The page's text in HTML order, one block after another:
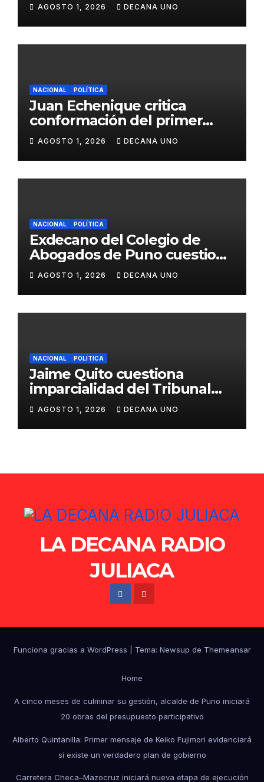
Juliaca
AGOSTO 1, 2026 DECANA UNO
NACIONAL POLÍTICA
Juan Echenique critica
conformación del primer
gabinete ministerial de Keiko
Fujimori
AGOSTO 1, 2026 DECANA UNO
NACIONAL POLÍTICA
Exdecano del Colegio de
Abogados de Puno cuestiona
propuestas sobre seguridad
ciudadana
AGOSTO 1, 2026 DECANA UNO
NACIONAL POLÍTICA
Jaime Quito cuestiona
imparcialidad del Tribunal
Constitucional tras liberación
de Ollanta Humala
AGOSTO 1, 2026 DECANA UNO
LA DECANA RADIO
JULIACA
Funciona gracias a WordPress Tema: Newsup de Themeansar
Home
A cinco meses de culminar su gestión, alcalde de Puno iniciará
20 obras del presupuesto participativo
Alberto Quintanilla: Primer mensaje de Keiko Fujimori evidenciará
si existe un verdadero plan de gobierno
Carretera Checa–Mazocruz iniciará nueva etapa de ejecución